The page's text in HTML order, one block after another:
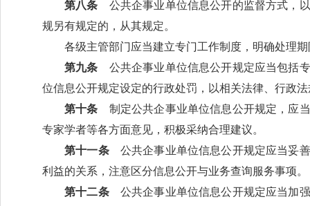
第八条 公共企事业单位信息公开的监督方式，
规另有规定的，从其规定。
各级主管部门应当建立专门工作制度，明确处理
第九条 公共企事业单位信息公开规定应当包括
位信息公开规定设定的行政处罚，以相关法律、行政
第十条 制定公共企事业单位信息公开规定，应
专家学者等各方面意见，积极采纳合理建议。
第十一条公共企事业单位信息公开规定应当妥善
利益的关系，注意区分信息公开与业务查询服务事项。
第十二条公共企事业单位信息公开规定应当加强